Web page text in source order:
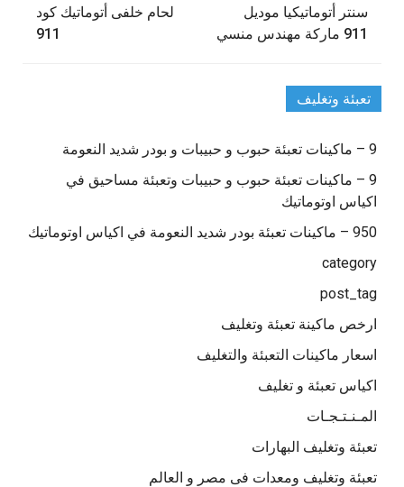
سنتر أتوماتيكيا موديل
911 ماركة مهندس منسي
لحام خلفى أتوماتيك كود
911
تعبئة وتغليف
9 – ماكينات تعبئة حبوب و حبيبات و بودر شديد النعومة
9 – ماكينات تعبئة حبوب و حبيبات وتعبئة مساحيق في
اكياس اوتوماتيك
950 – ماكينات تعبئة بودر شديد النعومة في اكياس اوتوماتيك
category
post_tag
ارخص ماكينة تعبئة وتغليف
اسعار ماكينات التعبئة والتغليف
اكياس تعبئة و تغليف
المـنـتـجـات
تعبئة وتغليف البهارات
تعبئة وتغليف ومعدات فى مصر و العالم